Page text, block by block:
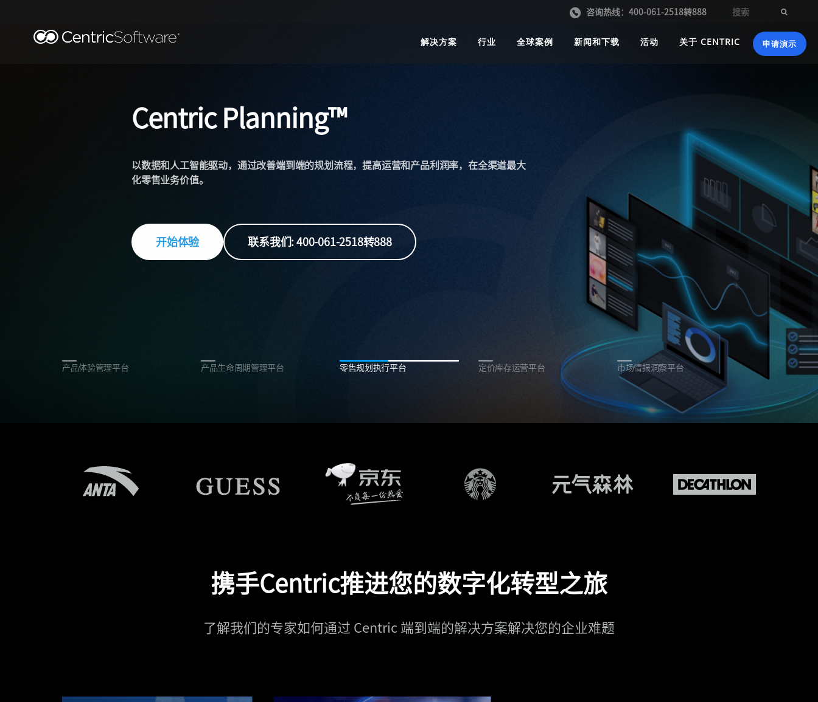
咨询热线：400-061-2518转888
解决方案 行业 全球案例 新闻和下载 活动 关于 CENTRIC 申请演示
Centric Planning™
以数据和人工智能驱动，通过改善端到端的规划流程，提高运营和产品利润率，在全渠道最大
化零售业务价值。
开始体验 联系我们: 400-061-2518转888
产品体验管理平台 产品生命周期管理平台 零售规划执行平台 定价库存运营平台 市场情报洞察平台
携手Centric推进您的数字化转型之旅
了解我们的专家如何通过 Centric 端到端的解决方案解决您的企业难题